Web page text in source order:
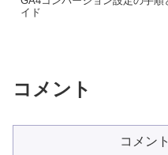
イド
コメント
コメン